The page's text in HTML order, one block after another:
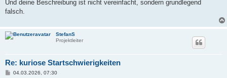
Und deine Beschreibung ist nicht vereinfacht, sondern grundlegend
falsch.
StefanS
Projektleiter
Re: kuriose Startschwierigkeiten
B04.03.2026, 07:30